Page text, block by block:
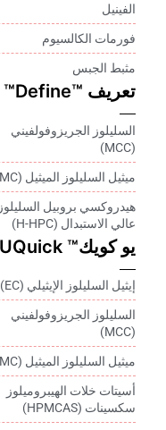
الفينيل
فورمات الكالسيوم
مثبط الجبس
تعريف ™Define™
السليلوز الجريزوفولفيني
(MCC)
ميثيل السليلوز الميثيل (MC)
هيدروكسي بروبيل السليلوز
عالي الاستبدال (H-HPC)
يو كويك™ UQuick
إيثيل السليلوز الإيثيلي (EC)
السليلوز الجريزوفولفيني
(MCC)
ميثيل السليلوز الميثيل (MC)
أسيتات خلات الهيبروميلوز
سكسينات (HPMCAS)